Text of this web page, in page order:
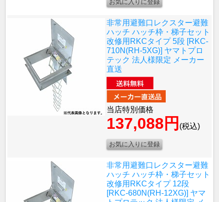
非常用避難口レクスター避難
ハッチ ハッチ枠・梯子セット
改修用RKCタイプ 5段 [RKC-
710N(RH-5XG)] ヤマトプロ
テック 法人様限定 メーカー
直送
当店特別価格
137,088円 (税込)
非常用避難口レクスター避難
ハッチ ハッチ枠・梯子セット
改修用RKCタイプ 12段
[RKC-680N(RH-12XG)] ヤマ